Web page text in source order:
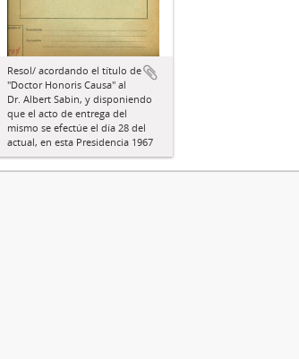
Resol/ acordando el título de
"Doctor Honoris Causa" al
Dr. Albert Sabin, y disponiendo
que el acto de entrega del
mismo se efectúe el día 28 del
actual, en esta Presidencia 1967